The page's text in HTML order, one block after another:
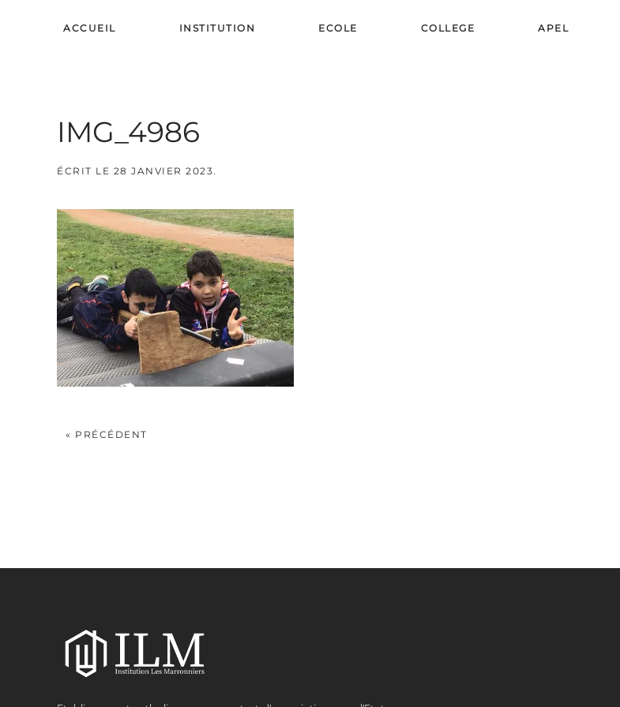
ACCUEIL INSTITUTION ECOLE COLLEGE APEL
IMG_4986
ÉCRIT LE 28 JANVIER 2023.
« PRÉCÉDENT